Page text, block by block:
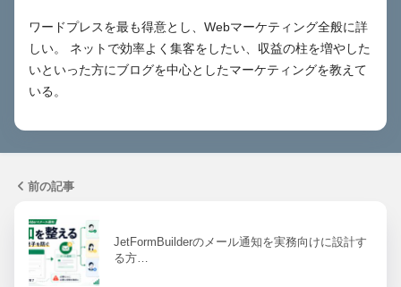
ワードプレスを最も得意とし、Webマーケティング全般に詳
しい。 ネットで効率よく集客をしたい、収益の柱を増やした
いといった方にブログを中心としたマーケティングを教えて
いる。
前の記事
JetFormBuilderのメール通知を実務向けに設計す
る方…